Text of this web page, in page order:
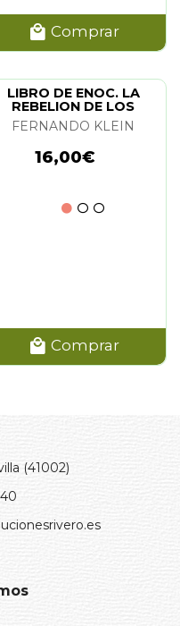
Comprar
LIBRO DE ENOC. LA
REBELION DE LOS
ANGELES
FERNANDO KLEIN
16,00€
Comprar
(41002)